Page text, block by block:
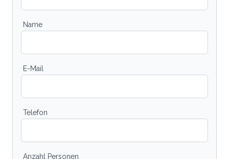
Name
E-Mail
Telefon
Anzahl Personen